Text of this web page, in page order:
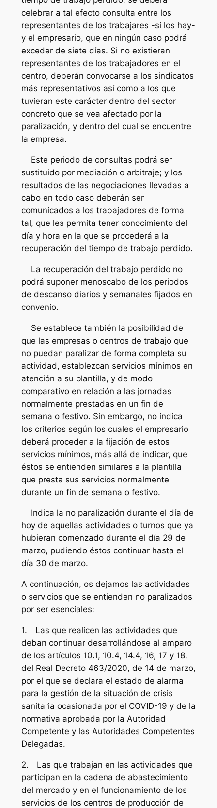
celebrar a tal efecto consulta entre los
representantes de los trabajares -si los hay-
y el empresario, que en ningún caso podrá
exceder de siete días. Si no existieran
representantes de los trabajadores en el
centro, deberán convocarse a los sindicatos
más representativos así como a los que
tuvieran este carácter dentro del sector
concreto que se vea afectado por la
paralización, y dentro del cual se encuentre
la empresa.
Este periodo de consultas podrá ser
sustituido por mediación o arbitraje; y los
resultados de las negociaciones llevadas a
cabo en todo caso deberán ser
comunicados a los trabajadores de forma
tal, que les permita tener conocimiento del
día y hora en la que se procederá a la
recuperación del tiempo de trabajo perdido.
La recuperación del trabajo perdido no
podrá suponer menoscabo de los periodos
de descanso diarios y semanales fijados en
convenio.
Se establece también la posibilidad de
que las empresas o centros de trabajo que
no puedan paralizar de forma completa su
actividad, establezcan servicios mínimos en
atención a su plantilla, y de modo
comparativo en relación a las jornadas
normalmente prestadas en un fin de
semana o festivo. Sin embargo, no indica
los criterios según los cuales el empresario
deberá proceder a la fijación de estos
servicios mínimos, más allá de indicar, que
éstos se entienden similares a la plantilla
que presta sus servicios normalmente
durante un fin de semana o festivo.
Indica la no paralización durante el día de
hoy de aquellas actividades o turnos que ya
hubieran comenzado durante el día 29 de
marzo, pudiendo éstos continuar hasta el
día 30 de marzo.
A continuación, os dejamos las actividades
o servicios que se entienden no paralizados
por ser esenciales:
1. Las que realicen las actividades que
deban continuar desarrollándose al amparo
de los artículos 10.1, 10.4, 14.4, 16, 17 y 18,
del Real Decreto 463/2020, de 14 de marzo,
por el que se declara el estado de alarma
para la gestión de la situación de crisis
sanitaria ocasionada por el COVID-19 y de la
normativa aprobada por la Autoridad
Competente y las Autoridades Competentes
Delegadas.
2. Las que trabajan en las actividades que
participan en la cadena de abastecimiento
del mercado y en el funcionamiento de los
servicios de los centros de producción de